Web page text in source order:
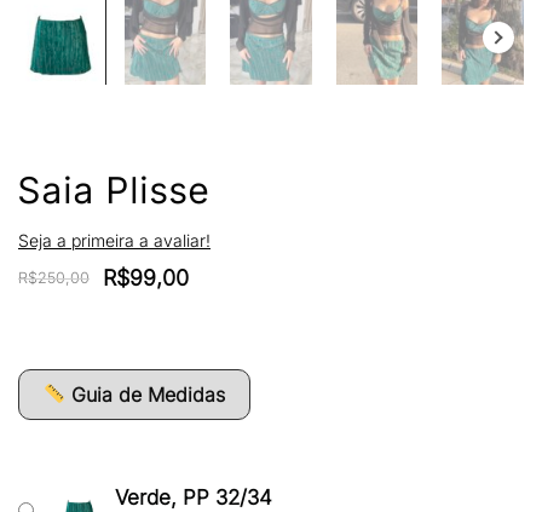
Saia Plisse
Seja a primeira a avaliar!
R$250,00
O
R$250,00.
R$99,00O
R$99,00.
Guia de Medidas
Verde, PP 32/34